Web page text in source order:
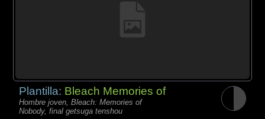
Plantilla: Bleach Memories of
Hombre joven, Bleach: Memories of
Nobody, final getsuga tenshou